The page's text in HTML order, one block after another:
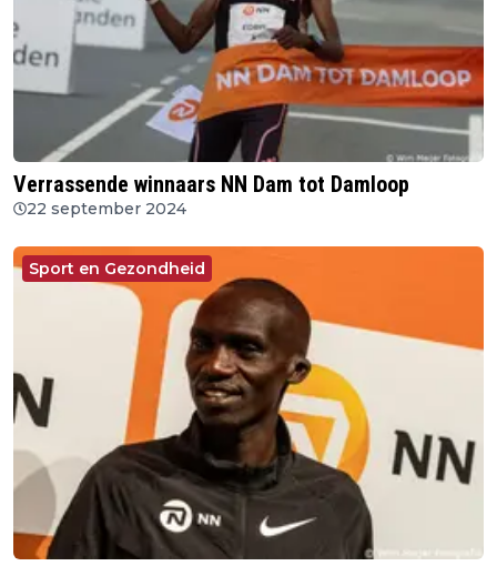
Verrassende winnaars NN Dam tot Damloop
22 september 2024
Sport en Gezondheid